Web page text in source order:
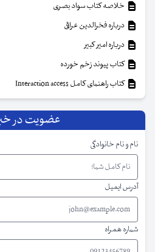
خلاصه کتاب سواد بصری
درباره فخرالدین عراقی
درباره امیر کبیر
کتاب پیوند زخم خورده
کتاب راهنمای کامل Interaction access
عضویت در
نام و نام خانوادگی
آدرس ایمیل
شماره همراه